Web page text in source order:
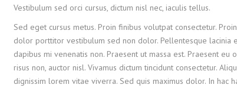
Vestibulum sed orci cursus, dictum nisl nec, iaculis tellus.
Sed eget cursus metus. Proin finibus volutpat consectetur.
dolor porttitor vestibulum sed non dolor. Pellentesque lacinia
dapibus mi venenatis non. Praesent ut massa est. Praesent eu
risus non, auctor nisl. Vivamus dictum tincidunt consectetur.
dignissim lorem vitae viverra. Sed quis maximus dolor. In hac